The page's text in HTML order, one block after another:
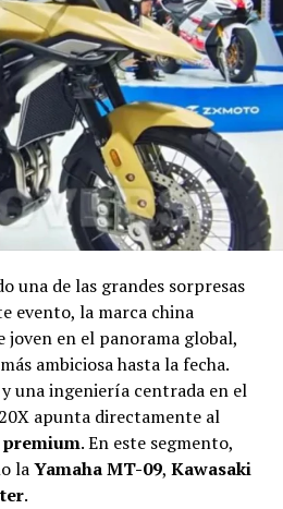
una de las grandes sorpresas
evento, la marca china
joven en el panorama global,
ambiciosa hasta la fecha.
una ingeniería centrada en el
apunta directamente al
. En este segmento,
laYamaha MT-09, Kawasaki
.